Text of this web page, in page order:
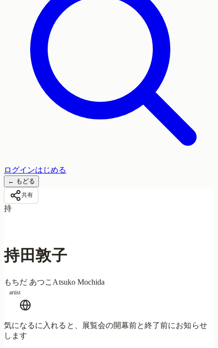
ログインはじめる
← もどる
共有
持
持田敦子
もちだ あつこ Atsuko Mochida
artist
気になるに入れると、展覧会の開幕前と終了前にお知らせ
します